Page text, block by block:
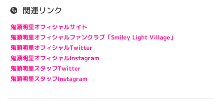
関連リンク
鬼頭明里オフィシャルサイト
鬼頭明里オフィシャルファンクラブ「Smiley Light Village」
鬼頭明里オフィシャルTwitter
鬼頭明里オフィシャルInstagram
鬼頭明里スタッフTwitter
鬼頭明里スタッフInstagram